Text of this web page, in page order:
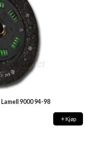
9000 94-98
Kjøp